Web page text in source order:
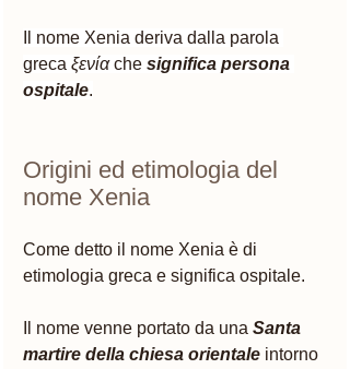
Il nome Xenia deriva dalla parola
greca ξενία che significa persona
ospitale.
Origini ed etimologia del
nome Xenia
Come detto il nome Xenia è di
etimologia greca e significa ospitale.
Il nome venne portato da una Santa
martire della chiesa orientale intorno